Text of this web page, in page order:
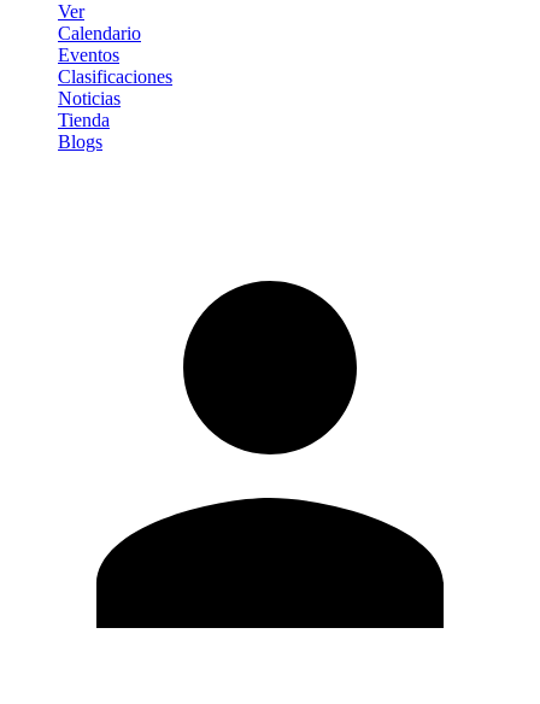
Ver
Calendario
Eventos
Clasificaciones
Noticias
Tienda
Blogs